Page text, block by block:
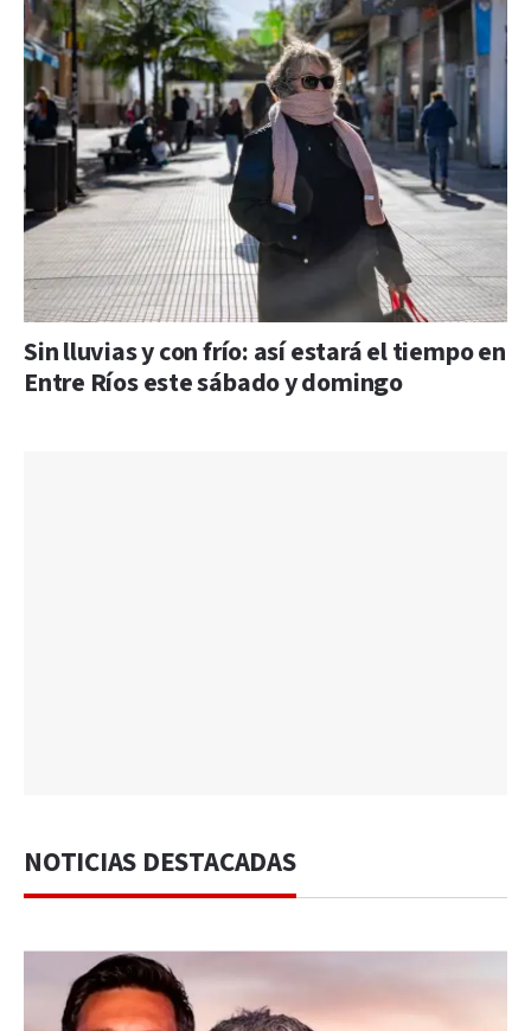
Sin lluvias y con frío: así estará el tiempo en
Entre Ríos este sábado y domingo
NOTICIAS DESTACADAS